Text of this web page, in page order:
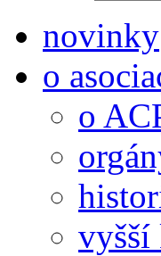
novinky
o
o
vyšší